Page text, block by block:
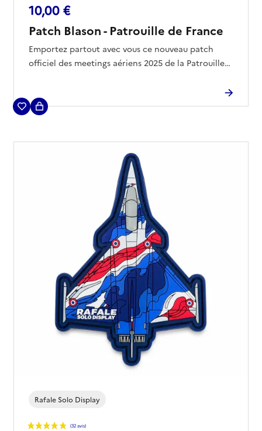
10,00 €
Patch Blason - Patrouille de France
Emportez partout avec vous ce nouveau patch
officiel des meetings aériens 2025 de la Patrouille
dessin de l'Alpha-Jet et de la mention "Patrouille de
France".
Rafale Solo Display